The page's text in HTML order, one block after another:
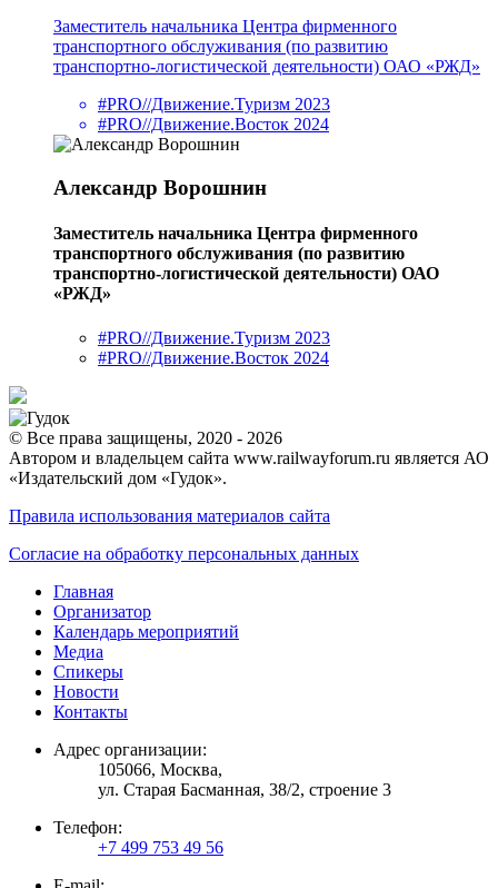
Заместитель начальника Центра фирменного
транспортного обслуживания (по развитию
транспортно-логистической деятельности) ОАО «РЖД»
#PRO//Движение.Туризм 2023
#PRO//Движение.Восток 2024
Александр Ворошнин
Заместитель начальника Центра фирменного
транспортного обслуживания (по развитию
транспортно-логистической деятельности) ОАО
«РЖД»
#PRO//Движение.Туризм 2023
#PRO//Движение.Восток 2024
© Все права защищены, 2020 - 2026
Автором и владельцем сайта www.railwayforum.ru является АО
«Издательский дом «Гудок».
Правила использования материалов сайта
Согласие на обработку персональных данных
Главная
Организатор
Календарь мероприятий
Медиа
Спикеры
Новости
Контакты
Адрес организации:
105066, Москва,
ул. Старая Басманная, 38/2, строение 3
Телефон:
+7 499 753 49 56